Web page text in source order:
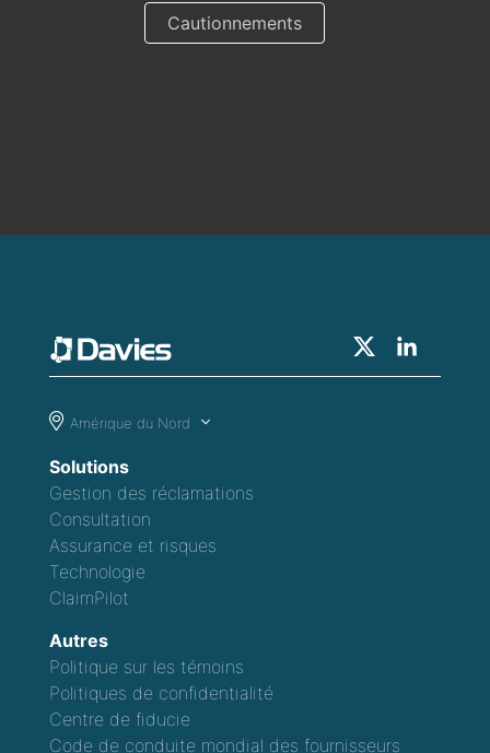
Cautionnements
Amérique du Nord
Solutions
Gestion des réclamations
Consultation
Assurance et risques
Technologie
ClaimPilot
Autres
Politique sur les témoins
Politiques de confidentialité
Centre de fiducie
Code de conduite mondial des fournisseurs